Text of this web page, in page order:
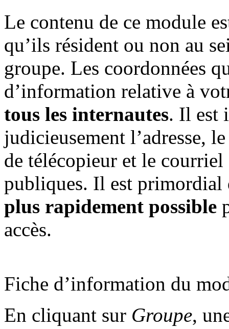
Le contenu de ce module
qu’ils résident ou non au
groupe. Les coordonnées
d’information relative à
tous les internautes. Il est
judicieusement l’adresse,
de télécopieur et le
publiques. Il est primordial
plus rapidement possible
accès.
Fiche d’information du
En cliquant sur Groupe,